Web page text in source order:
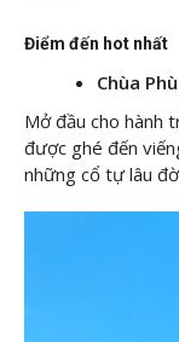
Điểm đến hot nhất
Chùa
Mở đầu cho hành
được ghé đến
những cổ tự lâu